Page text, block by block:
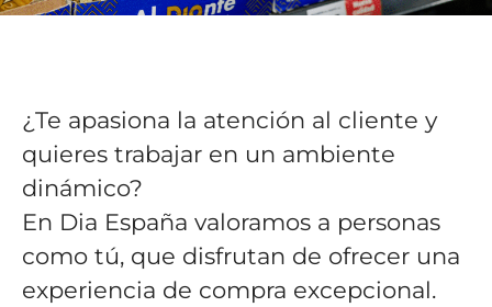
¿Te apasiona la atención al cliente y
quieres trabajar en un ambiente
dinámico?
En Dia España valoramos a personas
como tú, que disfrutan de ofrecer una
experiencia de compra excepcional.